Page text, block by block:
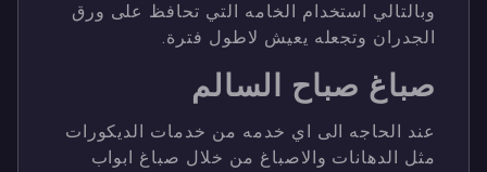
وبالتالي استخدام الخامه التي تحافظ على ورق
الجدران وتجعله يعيش لاطول فترة.
صباغ صباح السالم
عند الحاجه الى اي خدمه من خدمات الديكورات
مثل الدهانات والاصباغ من خلال صباغ ابواب